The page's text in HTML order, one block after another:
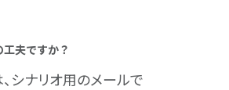
夫ですか？
、シナリオ用のメールで